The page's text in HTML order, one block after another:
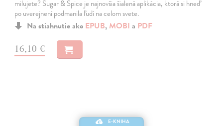
milujete? Sugar & Spice je najnovšia šialená aplikácia, ktorá si hneď
po uverejnení podmanila ľudí na celom svete.
Na stiahnutie ako EPUB, MOBI a PDF
16,10 €
E-KNIHA